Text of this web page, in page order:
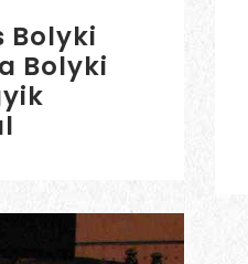
Bolyki
Bolyki